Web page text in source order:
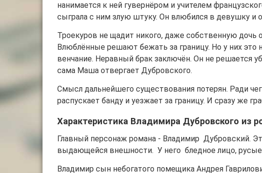
нанимается к ней гувернёром и учителем
сыграла с ним злую штуку. Он влюбился в девушку и
Троекуров не щадит никого, даже собственную дочь
Влюблённые решают бежать за границу. Но у них это
венчание. Неравный брак заключён. Он не решается
сама Маша отвергает Дубровского.
Смысл дальнейшего существования потерян. Ради
распускает банду и уезжает за границу. И сразу же
Характеристика Владимира Дубровского из
Главный персонаж романа - Владимир Дубровский.
выдающейся внешности. У него бледное лицо, русые
Владимир сын небогатого помещика Андрея